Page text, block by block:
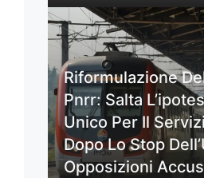
Riformulazione
Pnrr: Salta
Unico Per Il
Dopo Lo Stop
Opposizioni